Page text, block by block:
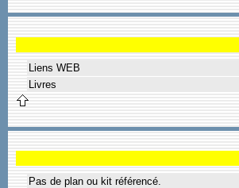
Liens WEB
Livres
Pas de plan ou kit référencé.